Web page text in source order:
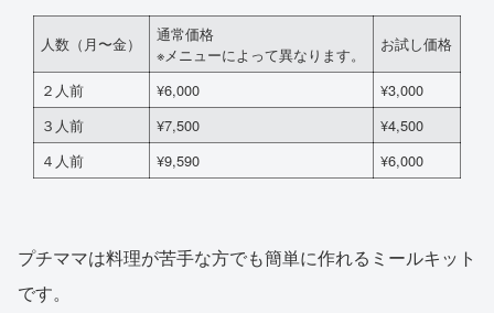
人数（月〜金）
通常価格
※メニューによって異なります。
お試し価格
２人前 ¥6,000
¥3,000
３人前
¥7,500
¥4,500
４人前
¥9,590 ¥6,000
プチママは料理が苦手な方でも簡単に作れるミールキット
です。